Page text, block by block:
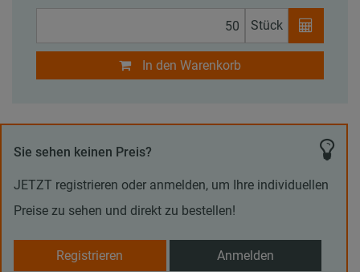
Stück
In den Warenkorb
Sie sehen keinen Preis?
JETZT registrieren oder anmelden, um Ihre individuellen
Preise zu sehen und direkt zu bestellen!
Registrieren Anmelden